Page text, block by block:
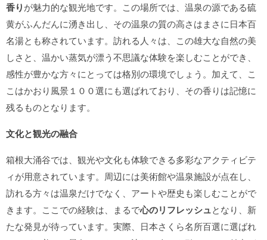
香りが魅力的な観光地です。この場所では、温泉の源である硫
黄がふんだんに湧き出し、その温泉の質の高さはまさに日本百
名湯とも称されています。訪れる人々は、この雄大な自然の美
しさと、温かい蒸気が漂う不思議な体験を楽しむことができ、
感性が豊かな方々にとっては格別の環境でしょう。加えて、こ
こはかおり風景１００選にも選ばれており、その香りは記憶に
残るものとなります。
文化と観光の融合
箱根大涌谷では、観光や文化も体験できる多彩なアクティビテ
ィが用意されています。周辺には美術館や温泉施設が点在し、
訪れる方々は温泉だけでなく、アートや歴史も楽しむことがで
きます。ここでの経験は、まるで心のリフレッシュとなり、新
たな発見が待っています。実際、日本さくら名所百選に選ばれ